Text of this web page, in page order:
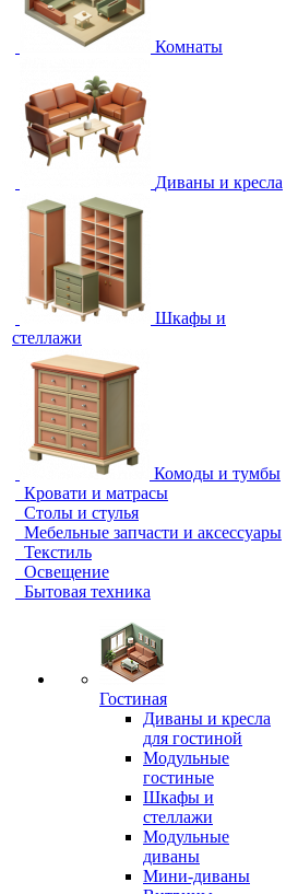
Комнаты
Диваны и кресла
Шкафы и
стеллажи
Комоды и тумбы
Кровати и матрасы
Столы и стулья
Мебельные запчасти и аксессуары
Текстиль
Освещение
Бытовая техника
Гостиная
Диваны и кресла
для гостиной
Модульные
гостиные
Шкафы и
стеллажи
Модульные
диваны
Мини-диваны